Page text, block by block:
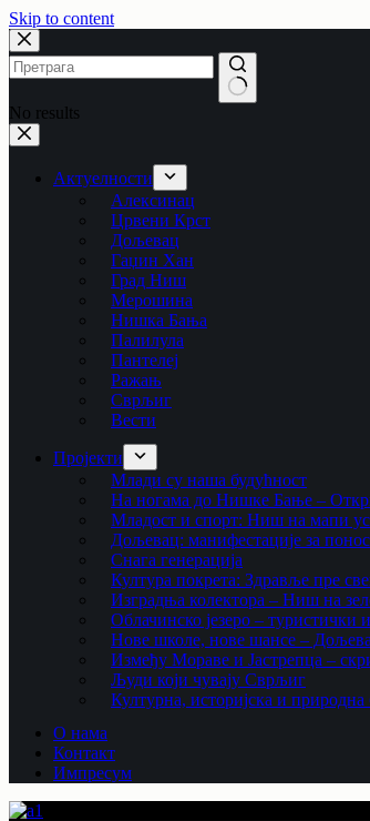
Skip to content
No results
Актуелности
Алексинац
Црвени Крст
Дољевац
Гаџин Хан
Град Ниш
Мерошина
Нишка Бања
Палилула
Пантелеј
Ражањ
Сврљиг
Вести
Пројекти
Млади су наша будућност
На ногама до Нишке Бање –
Младост и спорт: Ниш на мапи
Дољевац: манифестације за понос
Снага генерација
Култура покрета: Здравље пре
Изградња колектора – Ниш на
Облачинско језеро – туристички
Нове школе, нове шансе –
Између Мораве и Јастрепца –
Људи који чувају Сврљиг
Културна, историјска и
О нама
Контакт
Импресум